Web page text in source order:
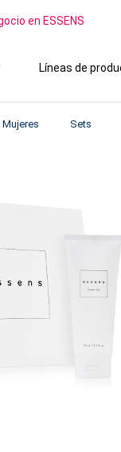
en ESSENS
Líneas de
Mujeres Sets